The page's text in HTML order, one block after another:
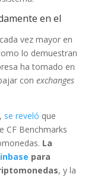
en el
vez mayor en
lo demuestran
ha tomado en
con exchanges
se reveló que
CF Benchmarks
La
para
, y la